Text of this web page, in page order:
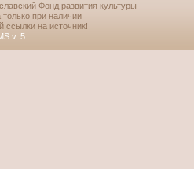
Фонд развития культуры
при наличии
ссылки на источник!
v. 5